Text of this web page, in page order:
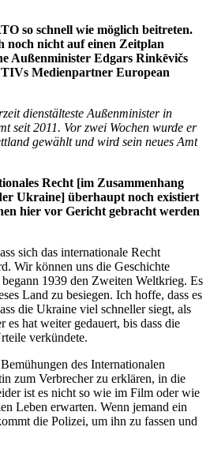
so schnell wie möglich beitreten.
noch nicht auf einen Zeitplan
Außenminister Edgars Rinkēvičs
Medienpartner European
dienstälteste Außenminister in
seit 2011. Vor zwei Wochen wurde er
gewählt und wird sein neues Amt
Recht [im Zusammenhang
Ukraine] überhaupt noch existiert
hier vor Gericht gebracht werden
sich das internationale Recht
Wir können uns die Geschichte
1939 den Zweiten Weltkrieg. Es
Land zu besiegen. Ich hoffe, dass es
die Ukraine viel schneller siegt, als
es hat weiter gedauert, bis dass die
verkündete.
des Internationalen
zum Verbrecher zu erklären, in die
ist es nicht so wie im Film oder wie
Leben erwarten. Wenn jemand ein
die Polizei, um ihn zu fassen und